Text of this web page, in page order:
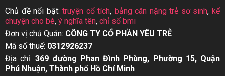
Chủ đề nổi bật:truyện cổ tích, bảng cân nặng trẻ sơ sinh,kể
chuyện cho bé, ý nghĩa tên, chỉ số bmi
Đơn vị chủ Quản: CÔNG TY CỔ PHẦN YÊU TRẺ
Mã số thuế: 0312926237
Địa chỉ:369 đường Phan Đình Phùng, Phường 15, Quận
Phú Nhuận, Thành phố Hồ Chí Minh